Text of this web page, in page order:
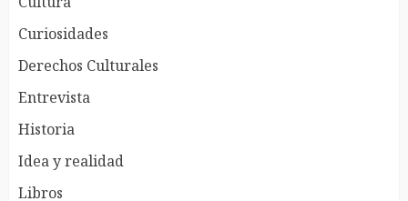
Curiosidades
Derechos Culturales
Entrevista
Historia
Idea y realidad
Libros